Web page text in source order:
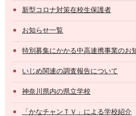
新型コロナ対策在校生保護者
お知らせ一覧
特別募集にかかる中高連携事業のお
いじめ関連の調査報告について
神奈川県内の県立学校
「かなチャンＴＶ」による学校紹介